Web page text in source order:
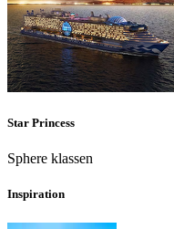
Star Princess
Sphere klassen
Inspiration